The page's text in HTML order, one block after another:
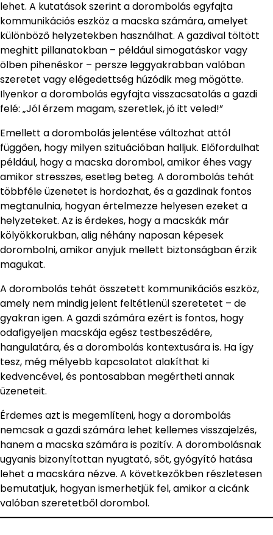
lehet. A kutatások szerint a dorombolás egyfajta
kommunikációs eszköz a macska számára, amelyet
különböző helyzetekben használhat. A gazdival töltött
meghitt pillanatokban – például simogatáskor vagy
ölben pihenéskor – persze leggyakrabban valóban
szeretet vagy elégedettség húzódik meg mögötte.
Ilyenkor a dorombolás egyfajta visszacsatolás a gazdi
felé: „Jól érzem magam, szeretlek, jó itt veled!”
Emellett a dorombolás jelentése változhat attól
függően, hogy milyen szituációban halljuk. Előfordulhat
például, hogy a macska dorombol, amikor éhes vagy
amikor stresszes, esetleg beteg. A dorombolás tehát
többféle üzenetet is hordozhat, és a gazdinak fontos
megtanulnia, hogyan értelmezze helyesen ezeket a
helyzeteket. Az is érdekes, hogy a macskák már
kölyökkorukban, alig néhány naposan képesek
dorombolni, amikor anyjuk mellett biztonságban érzik
magukat.
A dorombolás tehát összetett kommunikációs eszköz,
amely nem mindig jelent feltétlenül szeretetet – de
gyakran igen. A gazdi számára ezért is fontos, hogy
odafigyeljen macskája egész testbeszédére,
hangulatára, és a dorombolás kontextusára is. Ha így
tesz, még mélyebb kapcsolatot alakíthat ki
kedvencével, és pontosabban megértheti annak
üzeneteit.
Érdemes azt is megemlíteni, hogy a dorombolás
nemcsak a gazdi számára lehet kellemes visszajelzés,
hanem a macska számára is pozitív. A dorombolásnak
ugyanis bizonyítottan nyugtató, sőt, gyógyító hatása
lehet a macskára nézve. A következőkben részletesen
bemutatjuk, hogyan ismerhetjük fel, amikor a cicánk
valóban szeretetből dorombol.